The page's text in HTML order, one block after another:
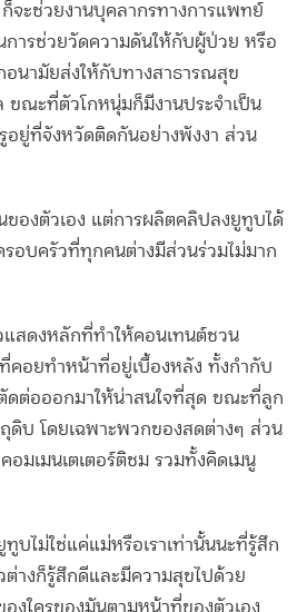
จะช่วยงานบุคลากรทางการแพทย์
การช่วยวัดความดันให้กับผู้ป่วย หรือ
อนามัยส่งให้กับทางสาธารณสุข
ขณะที่ตัวโกหนุ่มก็มีงานประจำเป็น
อยู่ที่จังหวัดติดกันอย่างพังงา ส่วน
ของตัวเอง แต่การผลิตคลิปลงยูทูบได้
รอบครัวที่ทุกคนต่างมีส่วนร่วมไม่มาก
แสดงหลักที่ทำให้คอนเทนต์ชวน
คอยทำหน้าที่อยู่เบื้องหลัง ทั้งกำกับ
ดต่อออกมาให้น่าสนใจที่สุด ขณะที่ลูก
ดิบ โดยเฉพาะพวกของสดต่างๆ ส่วน
มเมนเตเตอร์ติชม รวมทั้งคิดเมนู
ทูบไม่ใช่แค่แม่หรือเราเท่านั้นนะที่รู้สึก
างก็รู้สึกดีและมีความสุขไปด้วย
งใครของมันตามหน้าที่ของตัวเอง